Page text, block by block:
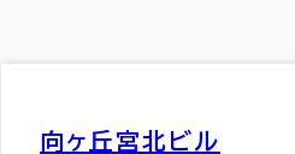
向ヶ丘宮北ビル